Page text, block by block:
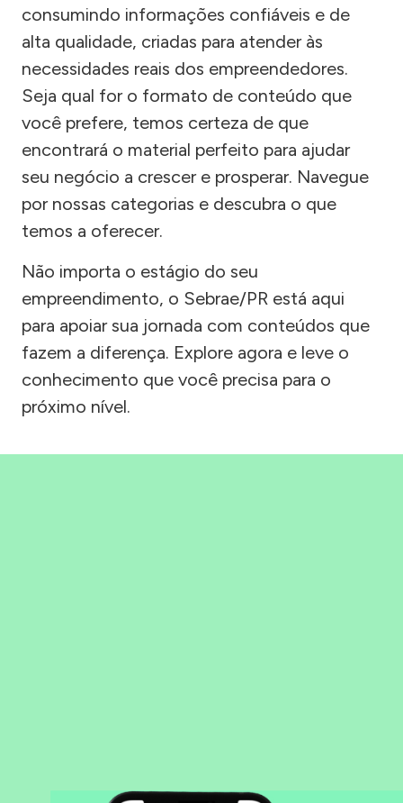
consumindo informações confiáveis e de
alta qualidade, criadas para atender às
necessidades reais dos empreendedores.
Seja qual for o formato de conteúdo que
você prefere, temos certeza de que
encontrará o material perfeito para ajudar
seu negócio a crescer e prosperar. Navegue
por nossas categorias e descubra o que
temos a oferecer.
Não importa o estágio do seu
empreendimento, o Sebrae/PR está aqui
para apoiar sua jornada com conteúdos que
fazem a diferença. Explore agora e leve o
conhecimento que você precisa para o
próximo nível.